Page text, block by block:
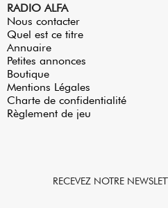
RADIO ALFA
Nous contacter
Quel est ce titre
Annuaire
Petites annonces
Boutique
Mentions Légales
Charte de confidentialité
Règlement de jeu
RECEVEZ NOTRE